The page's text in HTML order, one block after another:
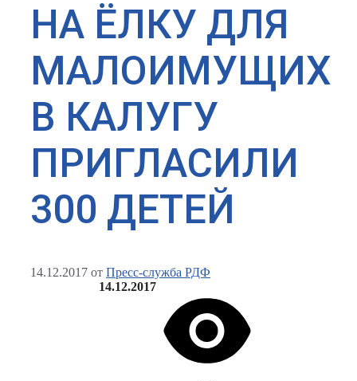
НА ЁЛКУ ДЛЯ
МАЛОИМУЩИХ
В КАЛУГУ
ПРИГЛАСИЛИ
300 ДЕТЕЙ
14.12.2017 от Пресс-служба РДФ
14.12.2017